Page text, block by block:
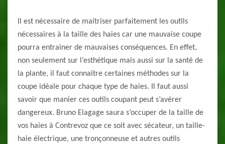
Il est nécessaire de maitriser parfaitement les outils
nécessaires à la taille des haies car une mauvaise coupe
pourra entrainer de mauvaises conséquences. En effet,
non seulement sur l’esthétique mais aussi sur la santé de
la plante, il faut connaitre certaines méthodes sur la
coupe idéale pour chaque type de haies. Il faut aussi
savoir que manier ces outils coupant peut s’avérer
dangereux. Bruno Elagage saura s’occuper de la taille de
vos haies à Contrevoz que ce soit avec sécateur, un taille-
haie électrique, une tronçonneuse et autres outils